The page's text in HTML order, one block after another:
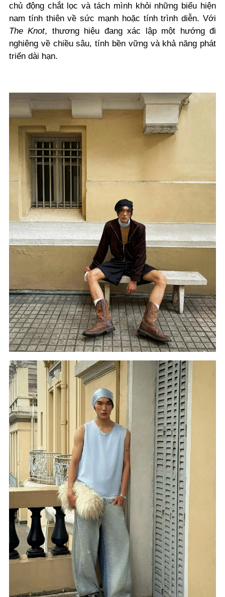
chủ động chắt lọc và tách mình khỏi những biểu hiện
nam tính thiên về sức mạnh hoặc tính trình diễn. Với
The Knot, thương hiệu đang xác lập một hướng đi
nghiêng về chiều sâu, tính bền vững và khả năng phát
triển dài hạn.